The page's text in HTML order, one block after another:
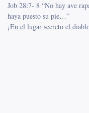
Job 28:7- 8 “No hay ave
haya puesto su pie…”
¡En el lugar secreto el